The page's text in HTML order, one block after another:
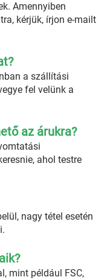
Amennyiben
kérjük, írjon e-mailt
a szállítási
fel velünk a
az árukra?
ahol testre
nagy tétel esetén
mint például FSC,